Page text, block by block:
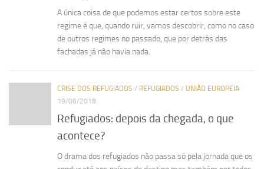
A única coisa de que podemos estar certos sobre este
regime é que, quando ruir, vamos descobrir, como no caso
de outros regimes no passado, que por detrás das
fachadas já não havia nada.
CRISE DOS REFUGIADOS / REFUGIADOS / UNIÃO EUROPEIA
19/06/2018
Refugiados: depois da chegada, o que
acontece?
O drama dos refugiados não passa só pela jornada que os